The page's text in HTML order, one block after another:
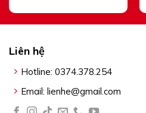
sản
Liên hệ
Hotline: 0374.378.254
Email: lienhe@gmail.com